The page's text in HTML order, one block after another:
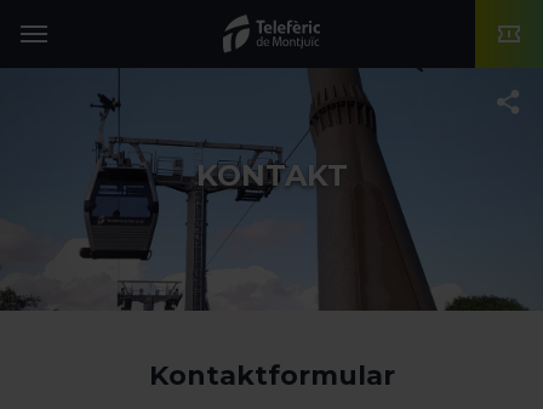
TMB-OCI
KONTAKT
Kontaktformular